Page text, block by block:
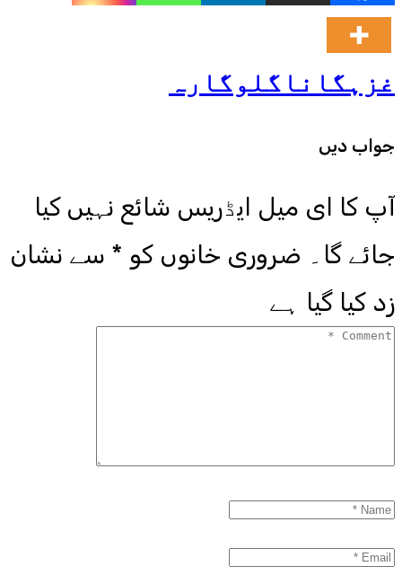
غزہگانا گلوگارہ
جواب دیں
آپ کا ای میل ایڈریس شائع نہیں کیا
جائے گا۔ ضروری خانوں کو * سے نشان
زد کیا گیا ہے